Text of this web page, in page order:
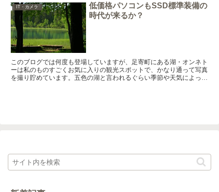
IT・カメラ
低価格パソコンもSSD標準装備の
時代が来るか？
このブログでは何度も登場していますが、足寄町にある湖・オンネト
ーは私のものすごくお気に入りの観光スポットで、かなり通って写真
を撮り貯めています。五色の湖と言われるぐらい季節や天気によって